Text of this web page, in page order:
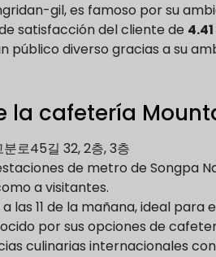
gil, es famoso por su
satisfacción del cliente de 4.41
público diverso gracias a su
la cafetería
로45길 32, 2층, 3층
de metro de Songpa
a visitantes.
las 11 de la mañana, ideal
por sus opciones de
culinarias internacionales